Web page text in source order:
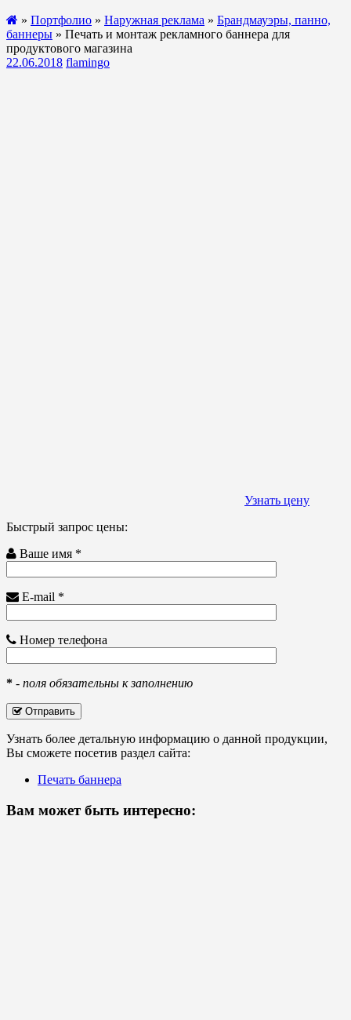
» Портфолио » Наружная реклама » Брандмауэры, панно,
баннеры » Печать и монтаж рекламного баннера для
продуктового магазина
22.06.2018 flamingo
Узнать цену
Быстрый запрос цены:
Ваше имя *
E-mail *
Номер телефона
* - поля обязательны к заполнению
Отправить
Узнать более детальную информацию о данной продукции,
Вы сможете посетив раздел сайта:
Печать баннера
Вам может быть интересно: